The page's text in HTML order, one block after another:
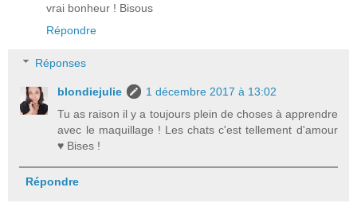
vrai bonheur ! Bisous
Répondre
Réponses
blondiejulie
1 décembre 2017 à 13:02
Tu as raison il y a toujours plein de choses à apprendre
avec le maquillage ! Les chats c'est tellement d'amour
♥ Bises !
Répondre